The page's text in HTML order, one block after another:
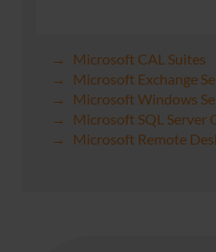
Microsoft CAL Suites
Microsoft Exchange
Microsoft Windows
Microsoft SQL Server
Microsoft Remote